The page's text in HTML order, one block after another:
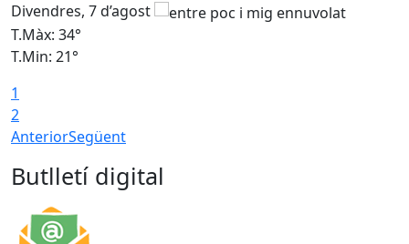
Divendres, 7 d’agost
T.Màx: 34°
T.Min: 21°
1
2
AnteriorSegüent
Butlletí digital